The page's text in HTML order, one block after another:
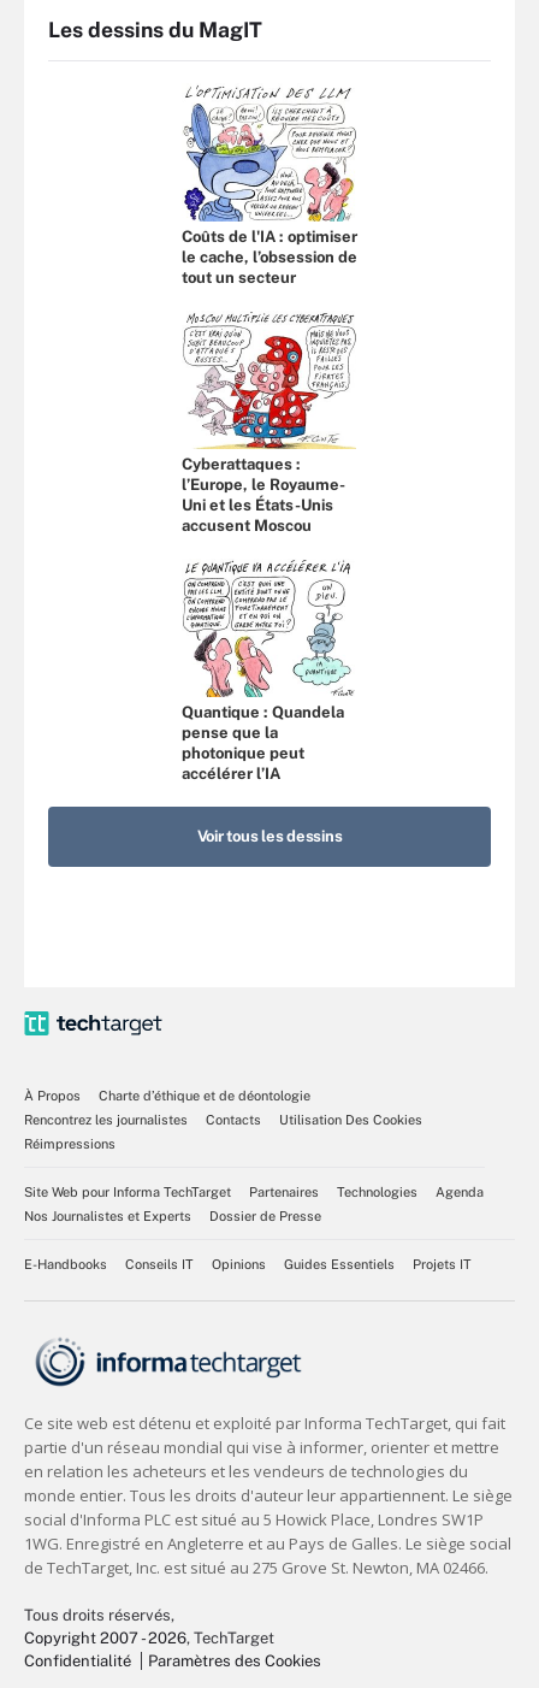
Les dessins du MagIT
Coûts de l'IA : optimiser
le cache, l’obsession de
tout un secteur
Cyberattaques :
l’Europe, le Royaume-
Uni et les États-Unis
accusent Moscou
Quantique : Quandela
pense que la
photonique peut
accélérer l’IA
Voir tous les dessins
À Propos
Charte d’éthique et de déontologie
Rencontrez les journalistes
Contacts
Utilisation Des Cookies
Réimpressions
Site Web pour Informa TechTarget Partenaires Technologies
Agenda
Nos Journalistes et Experts
Dossier de Presse
E-Handbooks Conseils IT Opinions Guides Essentiels Projets IT
Tous droits réservés,
Copyright 2007 - 2026, TechTarget
Confidentialité
Paramètres des Cookies